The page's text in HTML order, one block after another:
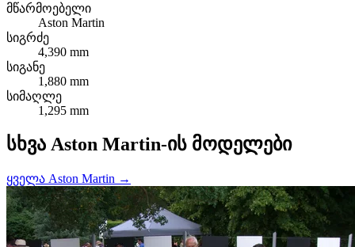
მწარმოებელი
Aston Martin
სიგრძე
4,390 mm
სიგანე
1,880 mm
სიმაღლე
1,295 mm
სხვა Aston Martin-ის მოდელები
ყველა Aston Martin →